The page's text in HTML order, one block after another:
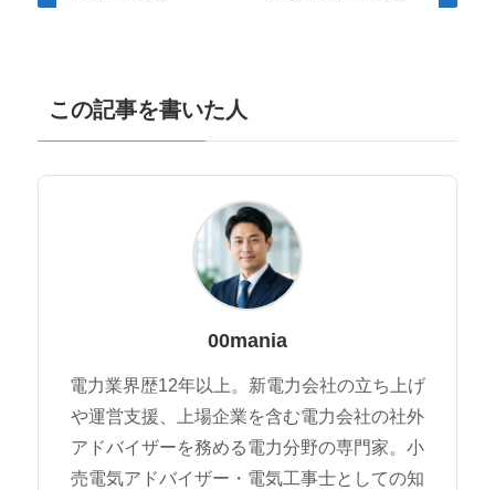
この記事を書いた人
00mania
電力業界歴12年以上。新電力会社の立ち上げ
や運営支援、上場企業を含む電力会社の社外
アドバイザーを務める電力分野の専門家。小
売電気アドバイザー・電気工事士としての知